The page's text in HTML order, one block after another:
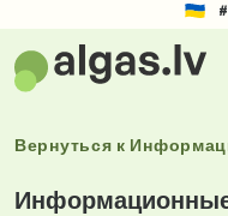
Вернуться к